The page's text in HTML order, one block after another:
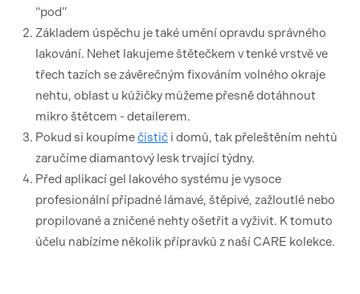
“pod”
Základem úspěchu je také umění opravdu správného
lakování. Nehet lakujeme štětečkem v tenké vrstvě ve
třech tazích se závěrečným fixováním volného okraje
nehtu, oblast u kůžičky můžeme přesně dotáhnout
mikro štětcem - detailerem.
Pokud si koupímečistič i domů, tak přeleštěním nehtů
zaručíme diamantový lesk trvající týdny.
Před aplikací gel lakového systému je vysoce
profesionální případné lámavé, štěpivé, zažloutlé nebo
propilované a zničené nehty ošetřit a vyživit. K tomuto
účelu nabízíme několik přípravků z naší CARE kolekce.